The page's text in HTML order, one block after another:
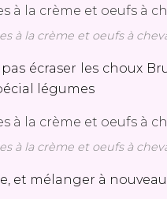
à la crème et oeufs à
écraser les choux
légumes
à la crème et oeufs à
et mélanger à